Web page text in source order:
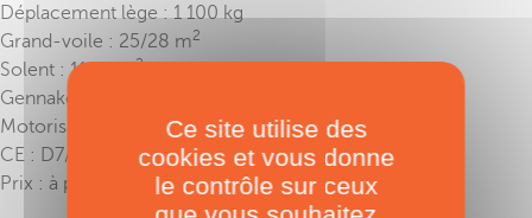
Déplacement lège : 1 100 kg
Grand-voile : 25/28 m2
Solent : 11/13 m 2
Gennaker : 30/34 m
Motorisation max : HB 10 ch
CE : D7/C5
Prix : à partir de 82 417 € HT
Ce site utilise des
cookies et vous donne
le contrôle sur ceux